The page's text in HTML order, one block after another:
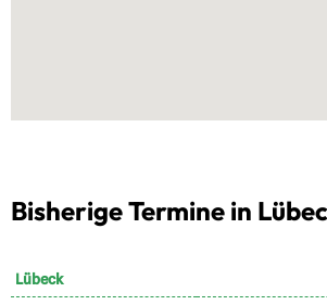
Bisherige Termine in
Lübeck